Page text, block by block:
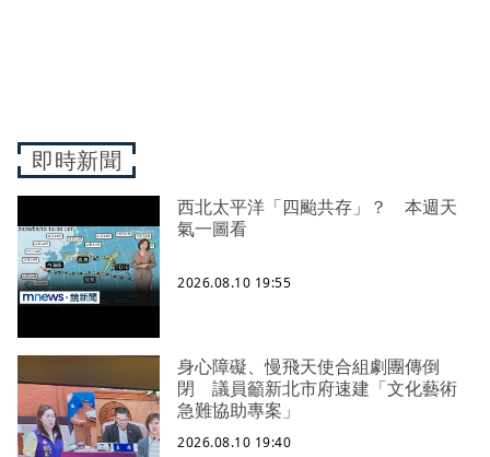
即時新聞
西北太平洋「四颱共存」？ 本週天
氣一圖看
2026.08.10 19:55
身心障礙、慢飛天使合組劇團傳倒
閉 議員籲新北市府速建「文化藝術
急難協助專案」
2026.08.10 19:40